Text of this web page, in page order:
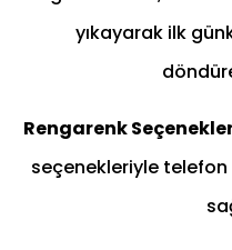
yıkayarak ilk
Rengarenk
seçenekleriyle telefon